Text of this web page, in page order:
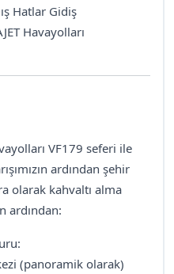
Hatlar Gidiş
Havayolları
VF179 seferi ile
ardından şehir
olarak kahvaltı alma
ardından:
(panoramik olarak)